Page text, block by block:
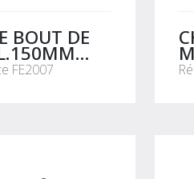
BOUT DE
FE2007